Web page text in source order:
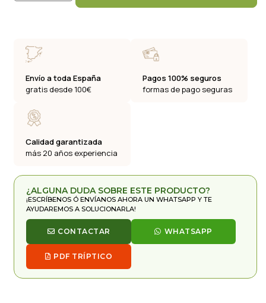
Envío a toda España
gratis desde 100€
Pagos 100% seguros
formas de pago seguras
Calidad garantizada
más 20 años experiencia
¿ALGUNA DUDA SOBRE ESTE PRODUCTO?
¡ESCRÍBENOS Ó ENVÍANOS AHORA UN WHATSAPP Y TE
AYUDAREMOS A SOLUCIONARLA!
CONTACTAR WHATSAPP
PDF TRÍPTICO